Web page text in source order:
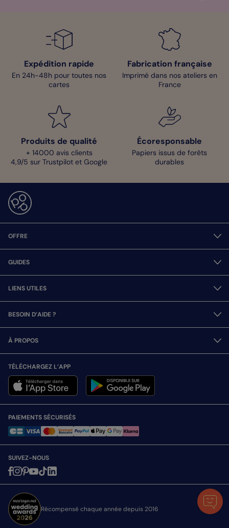
Expédition rapide
En 24h-48h pour toutes nos
cartes
Fabrication française
Imprimé dans nos ateliers en
France
Produits de qualité
+ 14000 avis clients
4,9/5 sur Trustpilot et Google
Écoresponsable
Papiers issus de forêts
durables
OFFRE
GUIDES
LIENS UTILES
BESOIN D’AIDE ?
À PROPOS
TÉLÉCHARGEZ L’APP
PAIEMENTS SÉCURISÉS
SUIVEZ-NOUS
Récompensé chaque année depuis 2016